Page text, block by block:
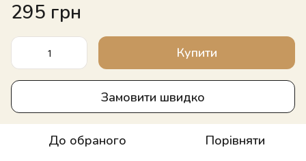
295 грн
Купити
Замовити швидко
До обраного Порівняти